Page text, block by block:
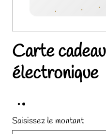
Carte cadeau
électronique
Saisissez le montant